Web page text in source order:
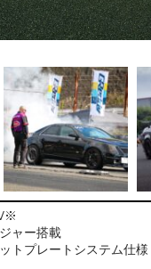
ャー搭載
トプレートシステム仕様